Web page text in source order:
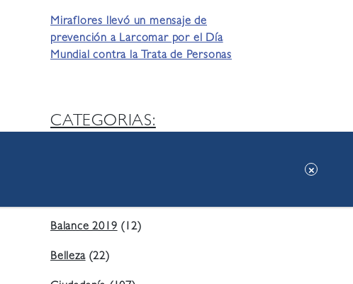
Miraflores llevó un mensaje de
prevención a Larcomar por el Día
Mundial contra la Trata de Personas
CATEGORIAS:
Balance 2019(12)
Belleza(22)